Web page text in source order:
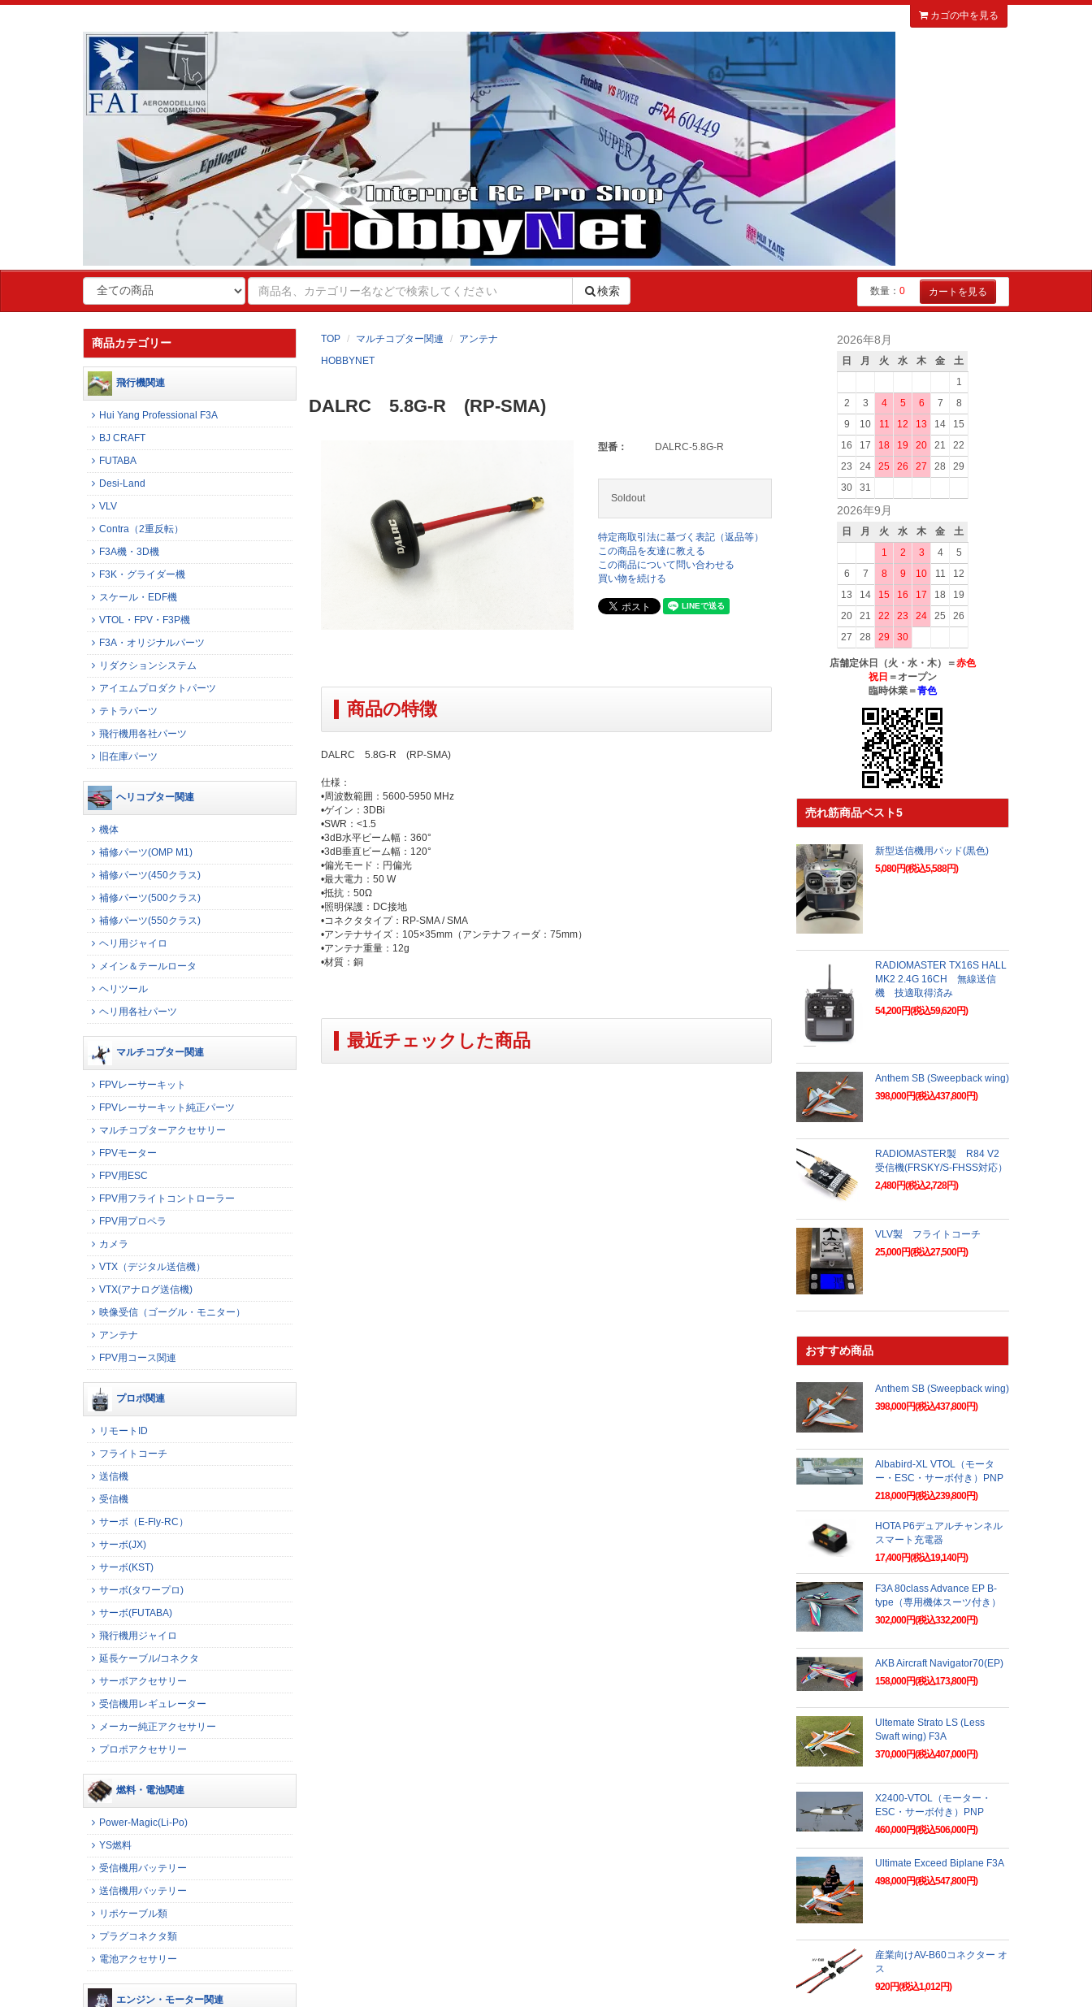
カゴの中を見る
検索 数量： 0 カートを見る
TOP マルチコプター関連
アンテナ
HOBBYNET
DALRC 5.8G-R (RP-SMA)
型番： DALRC-5.8G-R
Soldout
特定商取引法に基づく表記（返品等）
この商品を友達に教える
この商品について問い合わせる
買い物を続ける
商品の特徴
DALRC 5.8G-R (RP-SMA)
仕様：
•周波数範囲：5600-5950 MHz
•ゲイン：3DBi
•SWR：<1.5
•3dB水平ビーム幅：360°
•3dB垂直ビーム幅：120°
•偏光モード：円偏光
•最大電力：50 W
•抵抗：50Ω
•照明保護：DC接地
•コネクタタイプ：RP-SMA / SMA
•アンテナサイズ：105×35mm（アンテナフィーダ：75mm）
•アンテナ重量：12g
•材質：銅
最近チェックした商品
商品カテゴリー
飛行機関連
Hui Yang Professional F3A
BJ CRAFT
FUTABA
Desi-Land
VLV
Contra（2重反転）
F3A機・3D機
F3K・グライダー機
スケール・EDF機
VTOL・FPV・F3P機
F3A・オリジナルパーツ
リダクションシステム
アイエムプロダクトパーツ
テトラパーツ
飛行機用各社パーツ
旧在庫パーツ
ヘリコプター関連
機体
補修パーツ(OMP M1)
補修パーツ(450クラス)
補修パーツ(500クラス)
補修パーツ(550クラス)
ヘリ用ジャイロ
メイン＆テールロータ
ヘリツール
ヘリ用各社パーツ
マルチコプター関連
FPVレーサーキット
FPVレーサーキット純正パーツ
マルチコプターアクセサリー
FPVモーター
FPV用ESC
FPV用フライトコントローラー
FPV用プロペラ
カメラ
VTX（デジタル送信機）
VTX(アナログ送信機)
映像受信（ゴーグル・モニター）
アンテナ
FPV用コース関連
プロポ関連
リモートID
フライトコーチ
送信機
受信機
サーボ（E-Fly-RC）
サーボ(JX)
サーボ(KST)
サーボ(タワープロ)
サーボ(FUTABA)
飛行機用ジャイロ
延長ケーブル/コネクタ
サーボアクセサリー
受信機用レギュレーター
メーカー純正アクセサリー
プロポアクセサリー
燃料・電池関連
Power-Magic(Li-Po)
YS燃料
受信機用バッテリー
送信機用バッテリー
リポケーブル類
プラグコネクタ類
電池アクセサリー
エンジン・モーター関連
2026年8月
日 月 火 水 木 金
土
1
2
3 4 5 6 7
8
9
10 11 12 13 14
15
16
17 18 19 20 21
22
23
24 25 26 27 28
29
30
31
2026年9月
日 月 火 水 木 金
土
1
2 3 4
5
6
7 8 9 10 11
12
13
14 15 16 17 18
19
20
21 22 23 24 25
26
27
28 29 30
店舗定休日（火・水・木）＝赤色
祝日 ＝オープン
臨時休業＝青色
売れ筋商品ベスト5
新型送信機用パッド(黒色)
5,080円(税込5,588円)
RADIOMASTER TX16S HALL
MK2 2.4G 16CH 無線送信
機 技適取得済み
54,200円(税込59,620円)
Anthem SB (Sweepback wing)
398,000円(税込437,800円)
RADIOMASTER製 R84 V2
受信機(FRSKY/S-FHSS対応）
2,480円(税込2,728円)
VLV製 フライトコーチ
25,000円(税込27,500円)
おすすめ商品
Anthem SB (Sweepback wing)
398,000円(税込437,800円)
Albabird-XL VTOL（モータ
ー・ESC・サーボ付き）PNP
218,000円(税込239,800円)
HOTA P6デュアルチャンネル
スマート充電器
17,400円(税込19,140円)
F3A 80class Advance EP B-
type（専用機体スーツ付き）
302,000円(税込332,200円)
AKB Aircraft Navigator70(EP)
158,000円(税込173,800円)
Ultemate Strato LS (Less
Swaft wing) F3A
370,000円(税込407,000円)
X2400-VTOL（モーター・
ESC・サーボ付き）PNP
460,000円(税込506,000円)
Ultimate Exceed Biplane F3A
498,000円(税込547,800円)
産業向けAV-B60コネクター オ
ス
920円(税込1,012円)